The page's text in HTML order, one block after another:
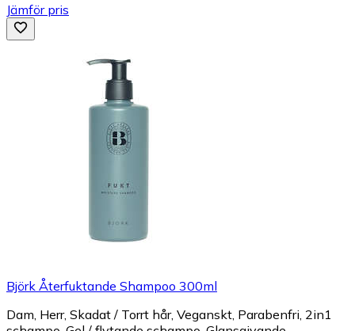
Jämför pris
Björk Återfuktande Shampoo 300ml
Dam, Herr, Skadat / Torrt hår, Veganskt, Parabenfri, 2in1